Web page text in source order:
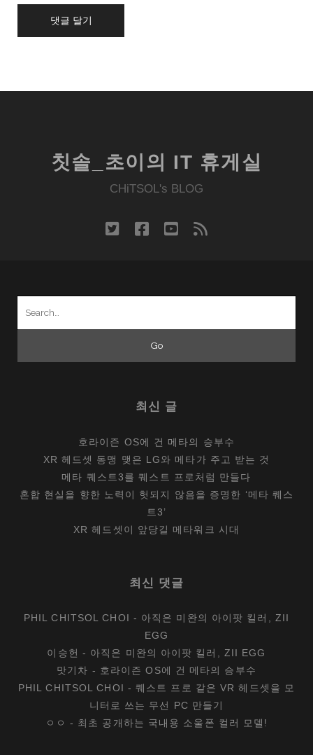
칫솔_초이의 IT 휴게실
CHiTSOL's BLOG
twitterfacebook
youtube
rss
최신 글
호라이즌 OS에 건 메타의 승부수
XR 헤드셋 동맹 맺은 LG와 메타가 주고 받는 것
메타 퀘스트3를 퀘스트 프로처럼 만들다
혼합 현실을 향한 노력이 헛되지 않음을 증명한 ‘메타 퀘스
트3’
XR 헤드셋이 앞당길 메타워크 시대
최신 댓글
PHIL CHITSOL CHOI - 아직은 미완의 아이팟 킬러, ZII
EGG
이승헌 - 아직은 미완의 아이팟 킬러, ZII EGG
맛기차 - 호라이즌 OS에 건 메타의 승부수
PHIL CHITSOL CHOI -퀘스트 프로 같은 VR 헤드셋을 모
니터로 쓰는 무선 PC 만들기
ㅇㅇ - 최초 공개하는 국내용 소울폰 컬러 모델!